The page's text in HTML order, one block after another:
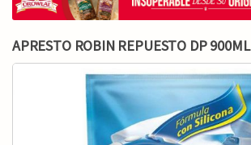
APRESTO ROBIN REPUESTO DP 900ML